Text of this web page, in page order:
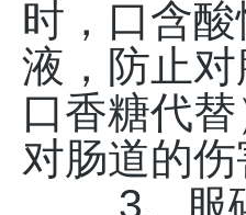
时，口含
液，防止
口香糖代
对肠道的伤
3、服碘